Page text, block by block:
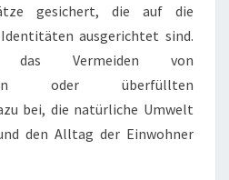
gesichert, die auf die
ausgerichtet sind.
das Vermeiden von
oder überfüllten
bei, die natürliche Umwelt
den Alltag der Einwohner